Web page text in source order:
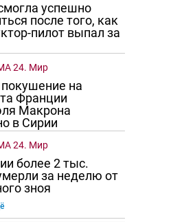
успешно
после того, как
пилот выпал за
24. Мир
на
Франции
Макрона
в Сирии
24. Мир
более 2 тыс.
за неделю от
зноя